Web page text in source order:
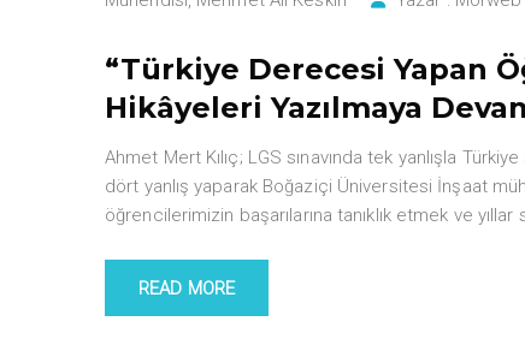
“Türkiye Derecesi Yapan
Hikâyeleri Yazılmaya
Ahmet Mert Kılıç; LGS sınavında tek yanlışla
dört yanlış yaparak Boğaziçi Üniversitesi İnşaat
öğrencilerimizin başarılarına tanıklık etmek ve yıllar
READ MORE